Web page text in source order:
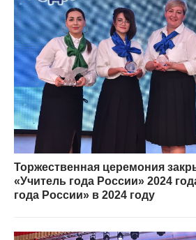
Торжественная церемония
«Учитель года России» 2024
года России» в 2024 году